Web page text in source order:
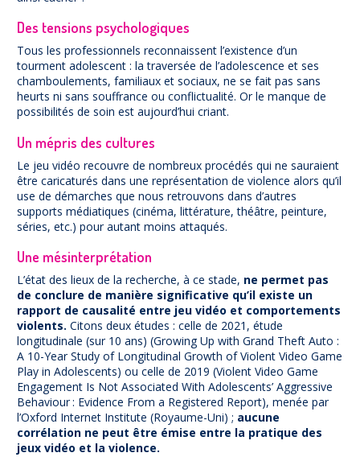
Des tensions psychologiques
Tous les professionnels reconnaissent l’existence d’un
tourment adolescent : la traversée de l’adolescence et ses
chamboulements, familiaux et sociaux, ne se fait pas sans
heurts ni sans souffrance ou conflictualité. Or le manque de
possibilités de soin est aujourd’hui criant.
Un mépris des cultures
Le jeu vidéo recouvre de nombreux procédés qui ne sauraient
être caricaturés dans une représentation de violence alors qu’il
use de démarches que nous retrouvons dans d’autres
supports médiatiques (cinéma, littérature, théâtre, peinture,
séries, etc.) pour autant moins attaqués.
Une mésinterprétation
L’état des lieux de la recherche, à ce stade, ne permet pas
de conclure de manière significative qu’il existe un
rapport de causalité entre jeu vidéo et comportements
violents. Citons deux études : celle de 2021, étude
longitudinale (sur 10 ans) (Growing Up with Grand Theft Auto :
A 10-Year Study of Longitudinal Growth of Violent Video Game
Play in Adolescents) ou celle de 2019 (Violent Video Game
Engagement Is Not Associated With Adolescents’ Aggressive
Behaviour : Evidence From a Registered Report), menée par
l’Oxford Internet Institute (Royaume-Uni) ; aucune
corrélation ne peut être émise entre la pratique des
jeux vidéo et la violence.